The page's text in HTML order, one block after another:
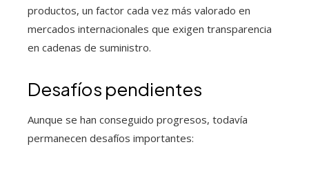
productos, un factor cada vez más valorado en
mercados internacionales que exigen transparencia
en cadenas de suministro.
Desafíos pendientes
Aunque se han conseguido progresos, todavía
permanecen desafíos importantes: